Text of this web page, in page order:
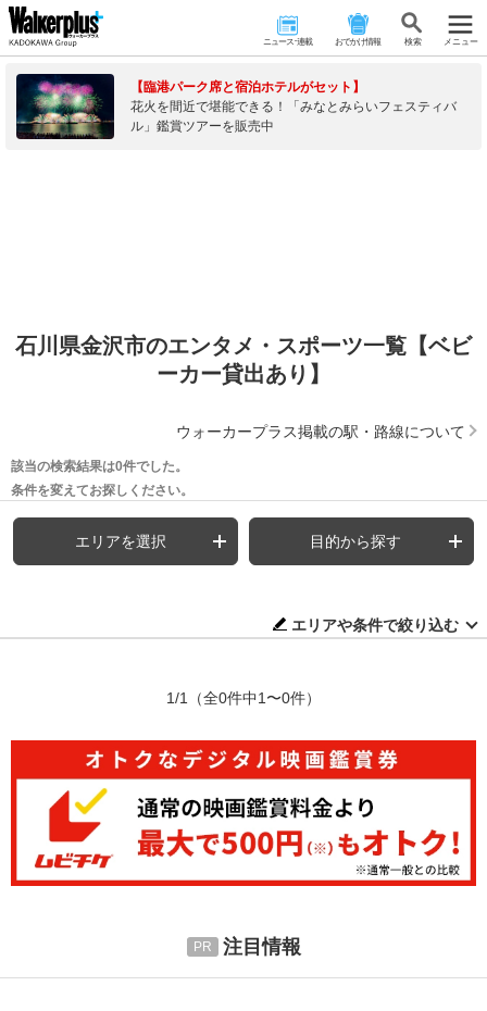
ニュース･連載 おでかけ情報 検 索 メニュー
【臨港パーク席と宿泊ホテルがセット】
花火を間近で堪能できる！「みなとみらいフェスティバ
ル」鑑賞ツアーを販売中
石川県金沢市のエンタメ・スポーツ一覧【ベビ
ーカー貸出あり】
ウォーカープラス掲載の駅・路線について
該当の検索結果は0件でした。
条件を変えてお探しください。
エリアを選択 目的から探す
エリアや条件で絞り込む
1/1 （全0件中1〜0件）
注目情報